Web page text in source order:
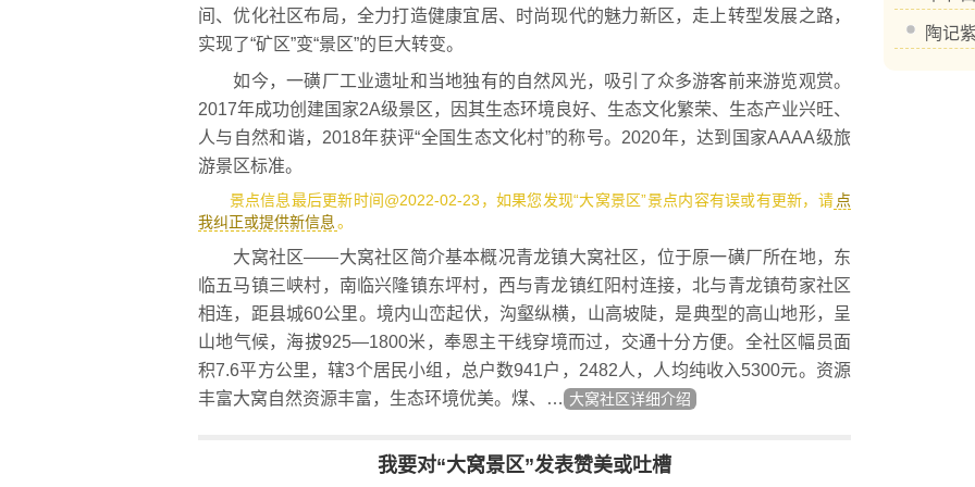
间、优化社区布局，全力打造健康宜居、时尚现代的魅力新区，走上转型发展之路，
实现了“矿区”变“景区”的巨大转变。
如今，一磺厂工业遗址和当地独有的自然风光，吸引了众多游客前来游览观赏。
2017年成功创建国家2A级景区，因其生态环境良好、生态文化繁荣、生态产业兴旺、
人与自然和谐，2018年获评“全国生态文化村”的称号。2020年，达到国家AAAA级旅
游景区标准。
景点信息最后更新时间@2022-02-23，如果您发现“大窝景区”景点内容有误或有更新，请 点
我纠正或提供新信息。
大窝社区——大窝社区简介基本概况青龙镇大窝社区，位于原一磺厂所在地，东
临五马镇三峡村，南临兴隆镇东坪村，西与青龙镇红阳村连接，北与青龙镇苟家社区
相连，距县城60公里。境内山峦起伏，沟壑纵横，山高坡陡，是典型的高山地形，呈
山地气候，海拔925—1800米，奉恩主干线穿境而过，交通十分方便。全社区幅员面
积7.6平方公里，辖3个居民小组，总户数941户，2482人，人均纯收入5300元。资源
丰富大窝自然资源丰富，生态环境优美。煤、… 大窝社区详细介绍
我要对“大窝景区”发表赞美或吐槽
陶记